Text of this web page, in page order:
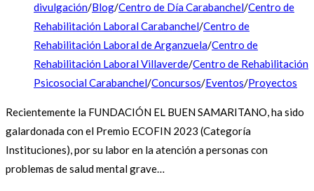
divulgación/Blog/Centro de Día Carabanchel/Centro de
Rehabilitación Laboral Carabanchel/Centro de
Rehabilitación Laboral de Arganzuela/Centro de
Rehabilitación Laboral Villaverde/Centro de Rehabilitación
Psicosocial Carabanchel/Concursos/Eventos/Proyectos
Recientemente la FUNDACIÓN EL BUEN SAMARITANO, ha sido
galardonada con el Premio ECOFIN 2023 (Categoría
Instituciones), por su labor en la atención a personas con
problemas de salud mental grave…